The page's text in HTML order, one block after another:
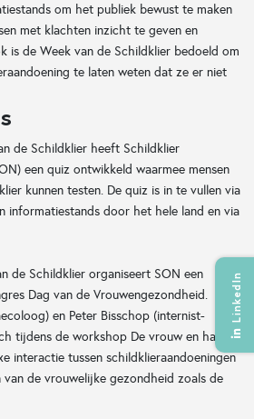
LinkedIn
om het publiek bewust te maken
met klachten inzicht te geven en
is de Week van de Schildklier bedoeld om
te laten weten dat ze er niet
de Schildklier heeft Schildklier
een quiz ontwikkeld waarmee mensen
kunnen testen. De quiz is in te vullen via
informatiestands door het hele land en via
de Schildklier organiseert SON een
Dag van de Vrouwengezondheid.
en Peter Bisschop (internist-
tijdens de workshop De vrouw en haar
interactie tussen schildklieraandoeningen
van de vrouwelijke gezondheid zoals de